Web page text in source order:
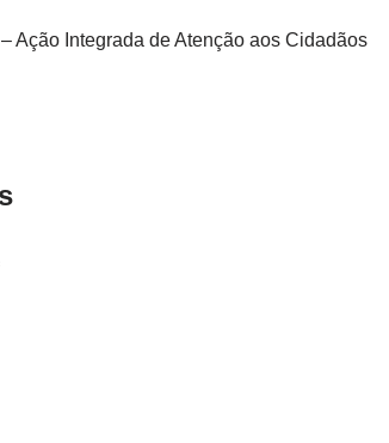
Ação Integrada de Atenção aos Cidadãos